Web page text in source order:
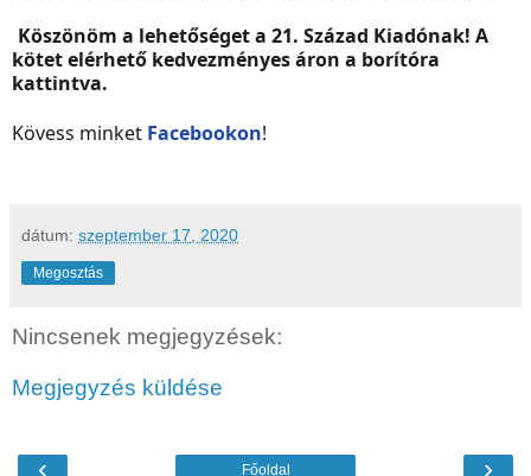
Köszönöm a lehetőséget a 21. Század Kiadónak! A
kötet elérhető kedvezményes áron a borítóra
kattintva.
Kövess minket Facebookon!
dátum: szeptember 17, 2020
Megosztás
Nincsenek megjegyzések:
Megjegyzés küldése
‹ ›
Főoldal